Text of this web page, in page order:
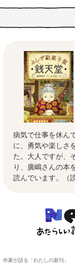
病気で仕事を休ん
に、勇気や楽しさ
た。大人ですが、
り、廣嶋さんの本
読んでいます。（
作家が語る「わたしの新刊」